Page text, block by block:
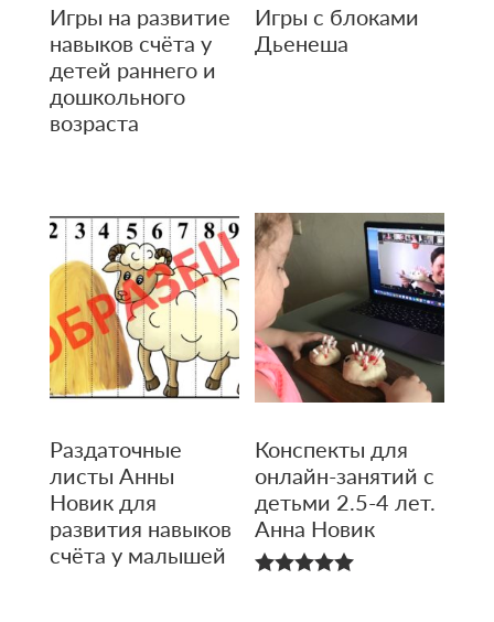
Игры на развитие
навыков счёта у
детей раннего и
дошкольного
возраста
Игры с блоками
Дьенеша
Раздаточные
листы Анны
Новик для
развития навыков
счёта у малышей
Конспекты для
онлайн-занятий с
детьми 2.5-4 лет.
Анна Новик